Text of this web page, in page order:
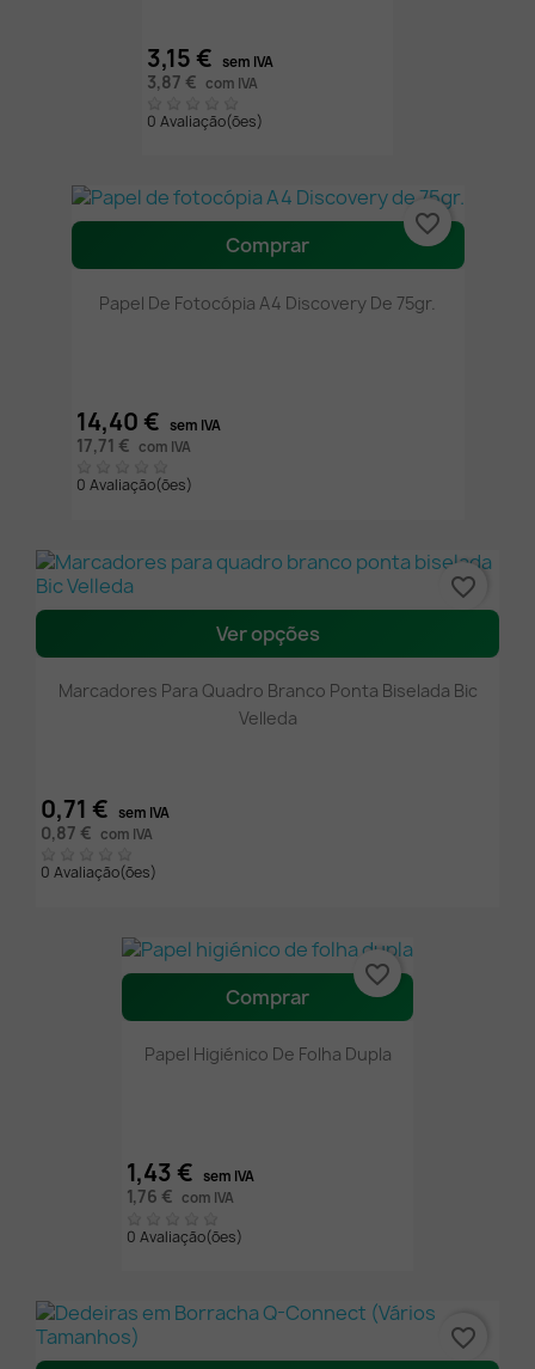
3,15 € sem IVA
3,87 € com IVA
0 Avaliação(ões)
Comprar
Papel De Fotocópia A4 Discovery De 75gr.
14,40 € sem IVA
17,71 € com IVA
0 Avaliação(ões)
favorite_border
Ver opções
Marcadores Para Quadro Branco Ponta Biselada Bic
Velleda
0,71 € sem IVA
0,87 € com IVA
0 Avaliação(ões)
favorite_border
Comprar
Papel Higiénico De Folha Dupla
1,43 € sem IVA
1,76 € com IVA
0 Avaliação(ões)
favorite_border
favorite_border